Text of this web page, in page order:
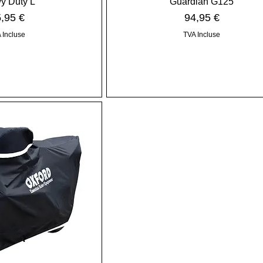
€
Incluse
Prix
94,95 €
TVA Incluse